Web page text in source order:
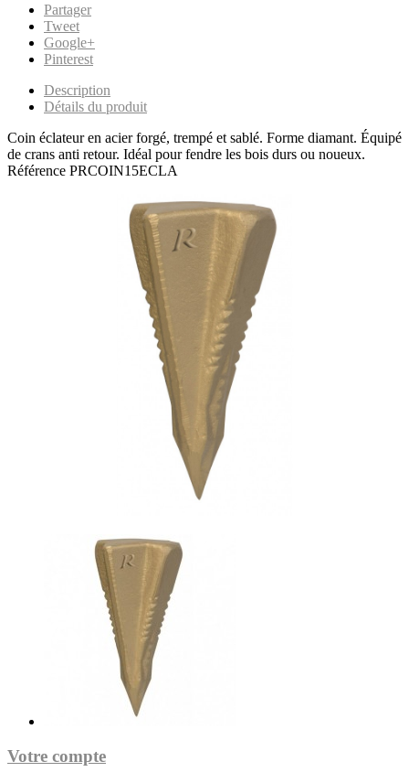
Partager
Tweet
Google+
Pinterest
Description
Détails du produit
Coin éclateur en acier forgé, trempé et sablé. Forme diamant. Équipé
de crans anti retour. Idéal pour fendre les bois durs ou noueux.
Référence PRCOIN15ECLA
Votre compte